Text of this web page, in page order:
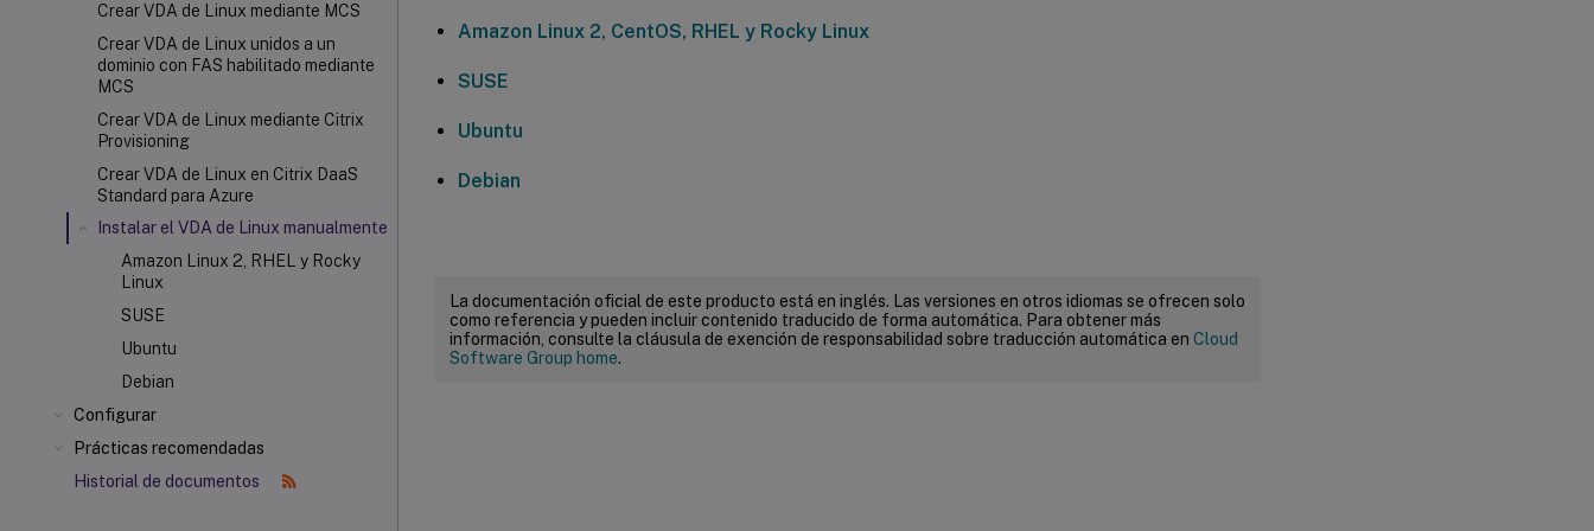
Crear VDA de Linux mediante MCS
Crear VDA de Linux unidos a un
dominio con FAS habilitado mediante
MCS
Crear VDA de Linux mediante Citrix
Provisioning
Crear VDA de Linux en Citrix DaaS
Standard para Azure
Instalar el VDA de Linux manualmente
Amazon Linux 2, RHEL y Rocky
Linux
SUSE
Ubuntu
Debian
Configurar
Prácticas recomendadas
Historial de documentos
Amazon Linux 2, CentOS, RHEL y Rocky Linux
SUSE
Ubuntu
Debian
La documentación oficial de este producto está en inglés. Las versiones en otros idiomas se ofrecen solo
como referencia y pueden incluir contenido traducido de forma automática. Para obtener más
información, consulte la cláusula de exención de responsabilidad sobre traducción automática en Cloud
Software Group home.